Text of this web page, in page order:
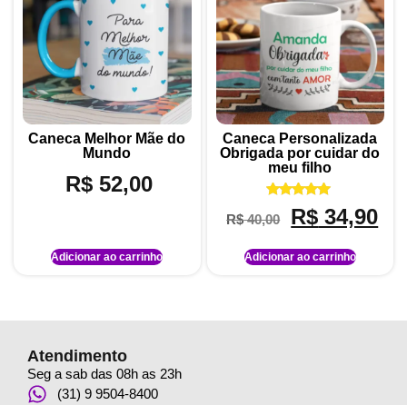
Caneca Melhor Mãe do
Mundo
R$ 52,00
Adicionar ao carrinho
Caneca Personalizada
Obrigada por cuidar do
meu filho
Avaliação
5.00
de 5
R$40,00 R$ 34,90
Adicionar ao carrinho
Atendimento
Seg a sab das 08h as 23h
(31) 9 9504-8400